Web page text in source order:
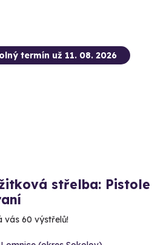
termín už 11. 08. 2026
střelba:
vás 60 výstřelů!